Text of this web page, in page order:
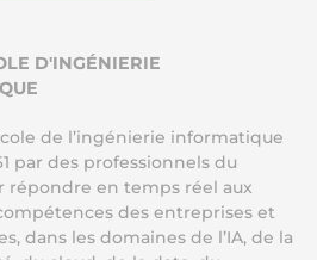
D'INGÉNIERIE
de l’ingénierie informatique
par des professionnels du
répondre en temps réel aux
des entreprises et
dans les domaines de l’IA, de la